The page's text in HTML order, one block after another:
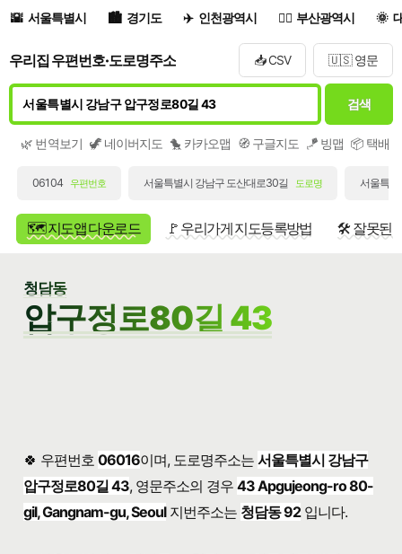
서울특별시 경기도 인천광역시 부산광역시
우리집 우편번호·도로명주소 📥 CSV 🇺🇸 영문
검색
🌿 번역보기 🦖 네이버지도 🐤 카카오맵 🧭 구글지도 🪁 빙맵 📦 택배/
06104 우편번호 서울특별시 강남구 도산대로30길 도로명 서울특별
🗺️ 지도앱 다운로드 🚩 우리가게 지도등록방법 🛠️ 잘못된
청담동
압구정로80길 43
🍀 우편번호 06016이며, 도로명주소는서울특별시 강남구
압구정로80길 43, 영문주소의 경우43 Apgujeong-ro 80-
gil, Gangnam-gu, Seoul지번주소는 청담동 92입니다.